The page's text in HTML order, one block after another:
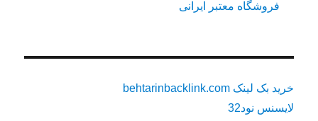
فروشگاه معتبر ایرانی
خرید بک لینک behtarinbacklink.com
لایسنس نود32